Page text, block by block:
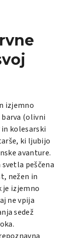
izjemno
(olivni
kolesarski
ki ljubijo
avanture.
peščena
nežen in
je izjemno
ne vpija
sedež